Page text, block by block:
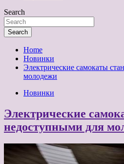
Search
Search
Home
Новинки
Электрические самокаты
молодежи
Новинки
Электрические
недоступными для